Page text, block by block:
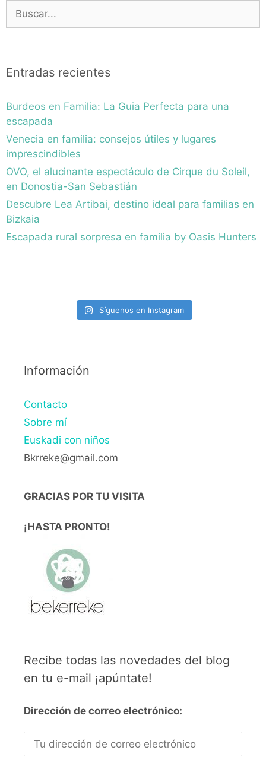
Buscar:
Entradas recientes
Burdeos en Familia: La Guia Perfecta para una
escapada
Venecia en familia: consejos útiles y lugares
imprescindibles
OVO, el alucinante espectáculo de Cirque du Soleil,
en Donostia-San Sebastián
Descubre Lea Artibai, destino ideal para familias en
Bizkaia
Escapada rural sorpresa en familia by Oasis Hunters
Síguenos en Instagram
Información
Contacto
Sobre mí
Euskadi con niños
Bkrreke@gmail.com
GRACIAS POR TU VISITA
¡HASTA PRONTO!
Recibe todas las novedades del blog
en tu e-mail ¡apúntate!
Dirección de correo electrónico: